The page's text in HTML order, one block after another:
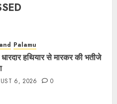
Palamu
हथियार से मारकर की भतीजे
6, 2026 0